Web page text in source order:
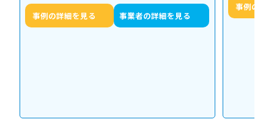
事例の詳細を見る 事業者の詳細を見る
事例の詳